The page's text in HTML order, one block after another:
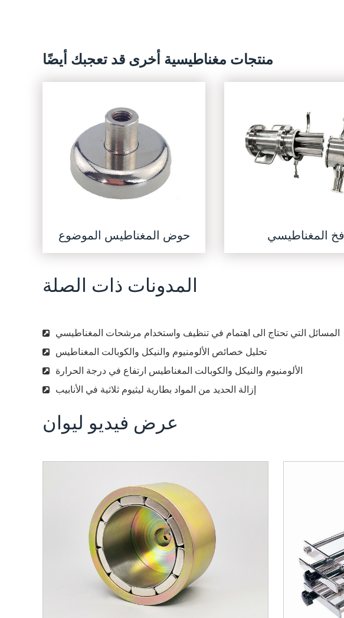
منتجات مغناطيسية أخرى قد تعجبك أيضًا
حوض المغناطيس الموضوع فخ المغناطيسي
المدونات ذات الصلة
المسائل التي تحتاج الى اهتمام في تنظيف واستخدام مرشحات المغناطيسي
تحليل خصائص الألومنيوم والنيكل والكوبالت المغناطيس
الألومنيوم والنيكل والكوبالت المغناطيس ارتفاع في درجة الحرارة
إزالة الحديد من المواد بطارية ليثيوم ثلاثية في الأنابيب
عرض فيديو ليوان